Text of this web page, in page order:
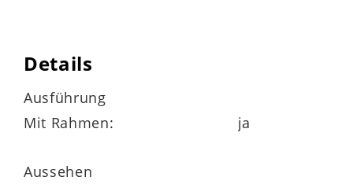
Made in Germany
Details
Ausführung
Mit Rahmen:
ja
Aussehen